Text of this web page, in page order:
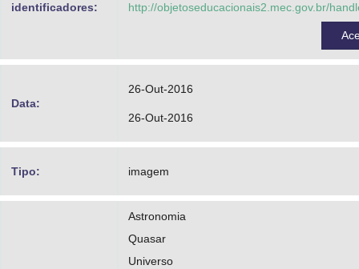
identificadores: http://objetoseducacionais2.mec.gov.br/
Data:
26-Out-2016
26-Out-2016
Tipo: imagem
Astronomia
Quasar
Universo